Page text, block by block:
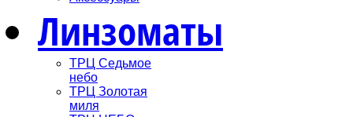
Линзоматы
ТРЦ Седьмое
небо
ТРЦ Золотая
миля